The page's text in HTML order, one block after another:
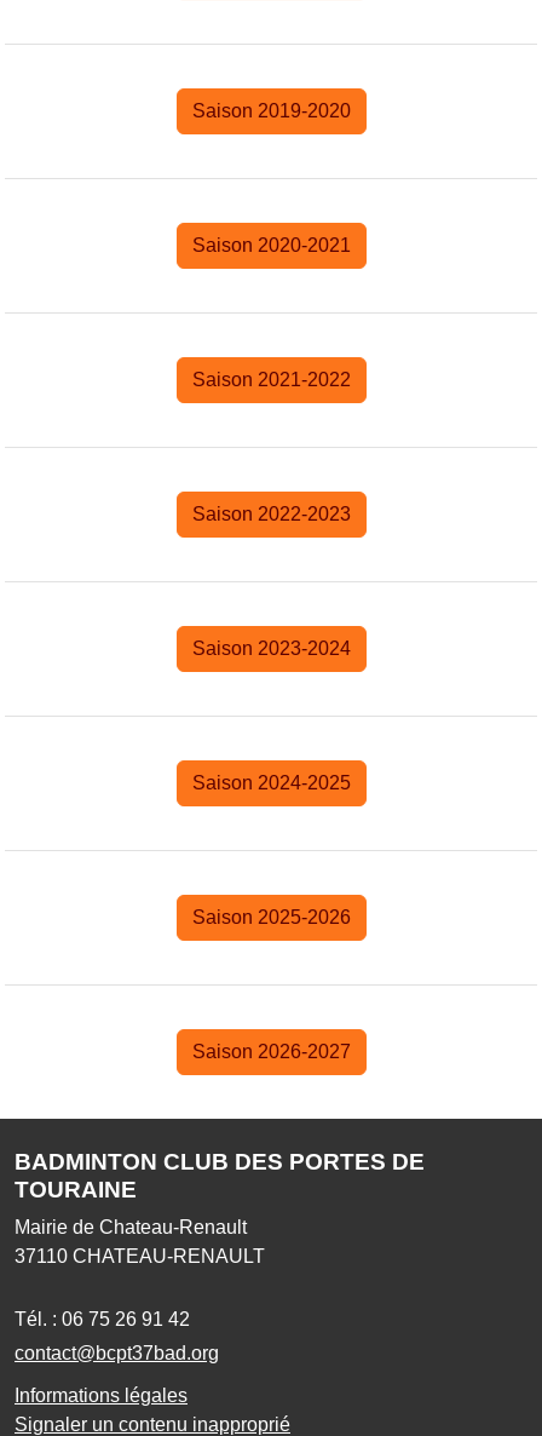
Saison 2019-2020
Saison 2020-2021
Saison 2021-2022
Saison 2022-2023
Saison 2023-2024
Saison 2024-2025
Saison 2025-2026
Saison 2026-2027
BADMINTON CLUB DES PORTES DE
TOURAINE
Mairie de Chateau-Renault
37110 CHATEAU-RENAULT
Tél. : 06 75 26 91 42
contact@bcpt37bad.org
Informations légales
Signaler un contenu inapproprié